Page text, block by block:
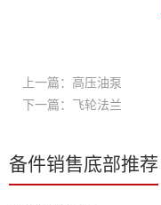
上一篇：高压油泵
下一篇：飞轮法兰
备件销售底部推荐